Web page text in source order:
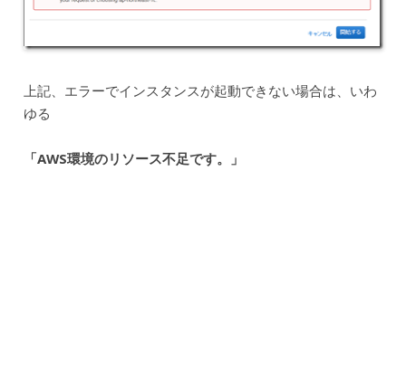
上記、エラーでインスタンスが起動できない場合は、いわ
ゆる
「AWS環境のリソース不足です。」